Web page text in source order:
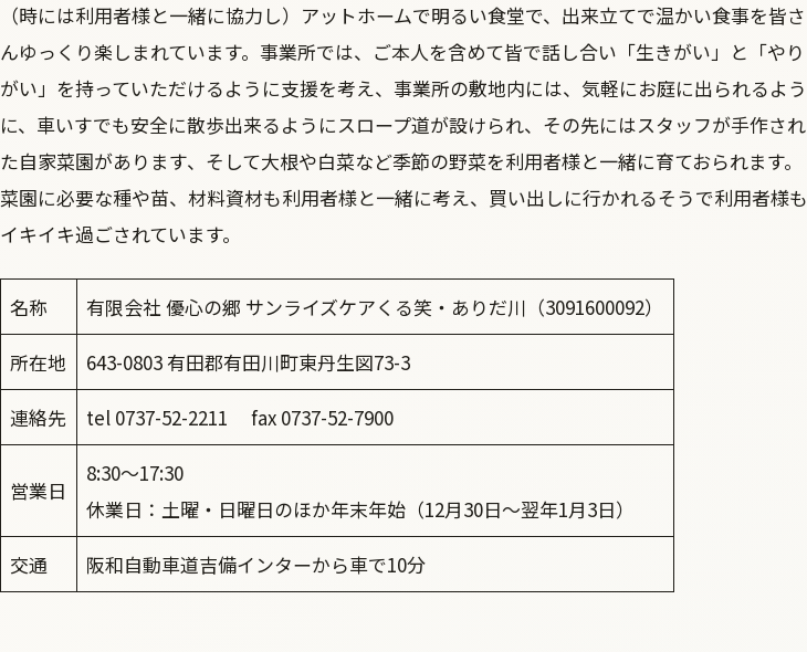
（時には利用者様と一緒に協力し）アットホームで明るい食堂で、出来立てで温かい食事を皆さ
んゆっくり楽しまれています。事業所では、ご本人を含めて皆で話し合い「生きがい」と「やり
がい」を持っていただけるように支援を考え、事業所の敷地内には、気軽にお庭に出られるよう
に、車いすでも安全に散歩出来るようにスロープ道が設けられ、その先にはスタッフが手作され
た自家菜園があります、そして大根や白菜など季節の野菜を利用者様と一緒に育ておられます。
菜園に必要な種や苗、材料資材も利用者様と一緒に考え、買い出しに行かれるそうで利用者様も
イキイキ過ごされています。
名称
有限会社 優心の郷 サンライズケアくる笑・ありだ川（3091600092）
所在地
643-0803 有田郡有田川町東丹生図73-3
連絡先
tel 0737-52-2211 fax 0737-52-7900
営業日
8:30～17:30
休業日：土曜・日曜日のほか年末年始（12月30日～翌年1月3日）
交通
阪和自動車道吉備インターから車で10分